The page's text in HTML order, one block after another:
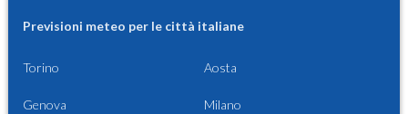
Previsioni meteo per le città italiane
Torino Aosta
Genova Milano